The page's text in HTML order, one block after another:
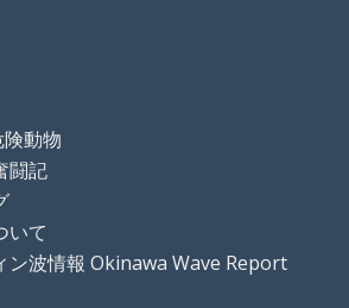
動物
闘記
いて
ン波情報 Okinawa Wave Report